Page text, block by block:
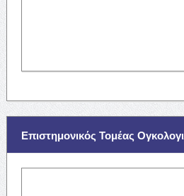
Επιστημονικός Τομέας